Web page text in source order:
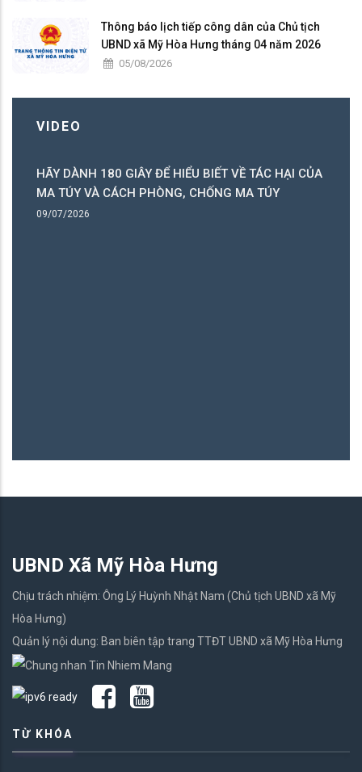
Thông báo lịch tiếp công dân của Chủ tịch
UBND xã Mỹ Hòa Hưng tháng 04 năm 2026
05/08/2026
VIDEO
HÃY DÀNH 180 GIÂY ĐỂ HIỂU BIẾT VỀ TÁC HẠI CỦA
MA TÚY VÀ CÁCH PHÒNG, CHỐNG MA TÚY
09/07/2026
UBND Xã Mỹ Hòa Hưng
Chịu trách nhiệm: Ông Lý Huỳnh Nhật Nam (Chủ tịch UBND xã Mỹ
Hòa Hưng)
Quản lý nội dung: Ban biên tập trang TTĐT UBND xã Mỹ Hòa Hưng
TỪ KHÓA